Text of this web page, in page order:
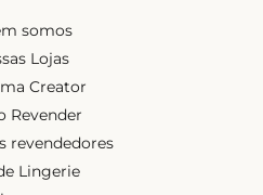
somos
Lojas
Creator
Revender
revendedores
Lingerie